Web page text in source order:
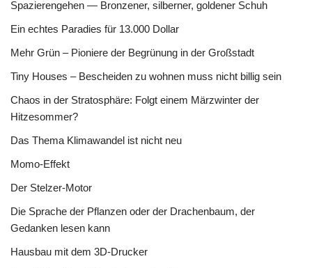
Spazierengehen — Bronzener, silberner, goldener Schuh
Ein echtes Paradies für 13.000 Dollar
Mehr Grün – Pioniere der Begrünung in der Großstadt
Tiny Houses – Bescheiden zu wohnen muss nicht billig sein
Chaos in der Stratosphäre: Folgt einem Märzwinter der
Hitzesommer?
Das Thema Klimawandel ist nicht neu
Momo-Effekt
Der Stelzer-Motor
Die Sprache der Pflanzen oder der Drachenbaum, der
Gedanken lesen kann
Hausbau mit dem 3D-Drucker